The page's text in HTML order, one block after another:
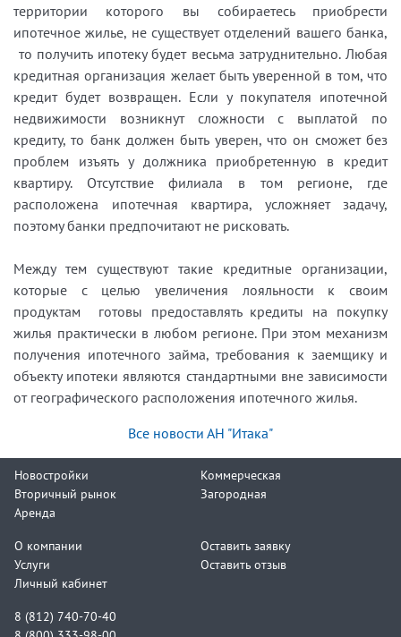
территории которого вы собираетесь приобрести
ипотечное жилье, не существует отделений вашего банка,
то получить ипотеку будет весьма затруднительно. Любая
кредитная организация желает быть уверенной в том, что
кредит будет возвращен. Если у покупателя ипотечной
недвижимости возникнут сложности с выплатой по
кредиту, то банк должен быть уверен, что он сможет без
проблем изъять у должника приобретенную в кредит
квартиру. Отсутствие филиала в том регионе, где
расположена ипотечная квартира, усложняет задачу,
поэтому банки предпочитают не рисковать.
Между тем существуют такие кредитные организации,
которые с целью увеличения лояльности к своим
продуктам готовы предоставлять кредиты на покупку
жилья практически в любом регионе. При этом механизм
получения ипотечного займа, требования к заемщику и
объекту ипотеки являются стандартными вне зависимости
от географического расположения ипотечного жилья.
Все новости АН "Итака"
Новостройки
Вторичный рынок
Аренда
Коммерческая
Загородная
О компании
Услуги
Личный кабинет
Оставить заявку
Оставить отзыв
8 (812) 740-70-40